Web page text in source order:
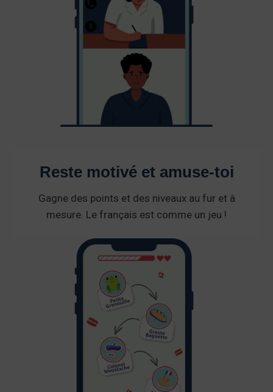
Reste motivé et amuse-toi
Gagne des points et des niveaux au fur et à
mesure. Le français est comme un jeu !